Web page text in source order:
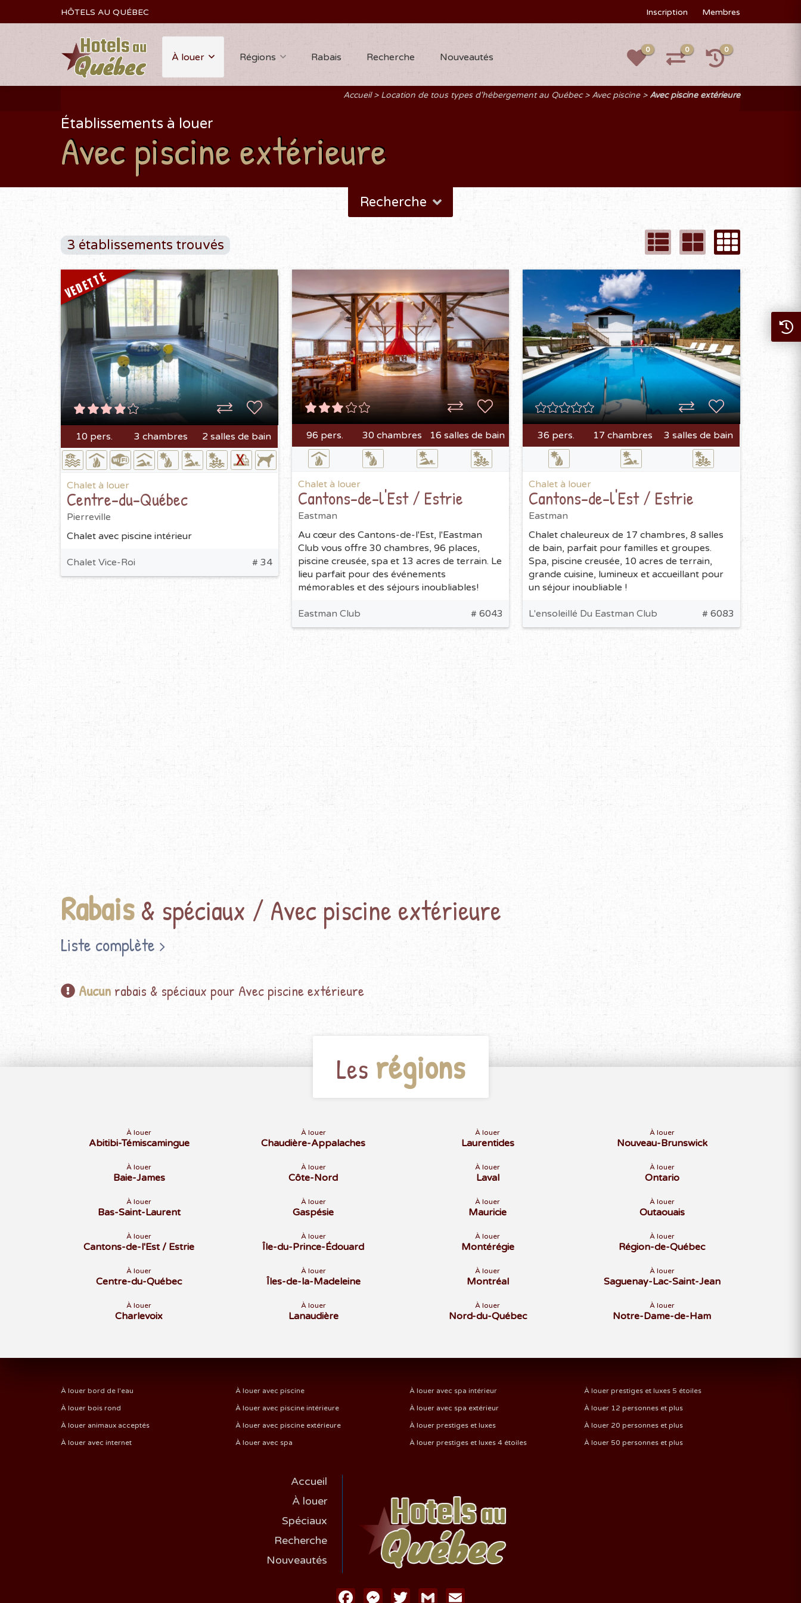
HÔTELS AU QUÉBEC Inscription Membres
À louer Régions Rabais Recherche Nouveautés
0 0 0
Accueil Location de tous types d'hébergement au Québec Avec piscine Avec piscine extérieure
Établissements à louer
Avec piscine extérieure
Recherche
3 établissements trouvés
VEDETTE
10 pers. 3 chambres 2 salles de bain
Chalet à louer
Centre-du-Québec
Pierreville
Chalet avec piscine intérieur
Chalet Vice-Roi # 34
96 pers. 30 chambres 16 salles de bain
Chalet à louer
Cantons-de-l'Est / Estrie
Eastman
Au cœur des Cantons-de-l'Est, l'Eastman
Club vous offre 30 chambres, 96 places,
piscine creusée, spa et 13 acres de terrain. Le
lieu parfait pour des événements
mémorables et des séjours inoubliables!
Eastman Club # 6043
36 pers. 17 chambres 3 salles de bain
Chalet à louer
Cantons-de-l'Est / Estrie
Eastman
Chalet chaleureux de 17 chambres, 8 salles
de bain, parfait pour familles et groupes.
Spa, piscine creusée, 10 acres de terrain,
grande cuisine, lumineux et accueillant pour
un séjour inoubliable !
L'ensoleillé Du Eastman Club # 6083
Rabais& spéciaux / Avec piscine extérieure
Liste complète
Aucun rabais & spéciaux pour Avec piscine extérieure
Les régions
À louer
Abitibi-Témiscamingue
À louer
Baie-James
À louer
Bas-Saint-Laurent
À louer
Cantons-de-l'Est / Estrie
À louer
Centre-du-Québec
À louer
Charlevoix
À louer
Chaudière-Appalaches
À louer
Côte-Nord
À louer
Gaspésie
À louer
Île-du-Prince-Édouard
À louer
Îles-de-la-Madeleine
À louer
Lanaudière
À louer
Laurentides
À louer
Laval
À louer
Mauricie
À louer
Montérégie
À louer
Montréal
À louer
Nord-du-Québec
À louer
Nouveau-Brunswick
À louer
Ontario
À louer
Outaouais
À louer
Région-de-Québec
À louer
Saguenay-Lac-Saint-Jean
À louer
Notre-Dame-de-Ham
À louer bord de l'eau
À louer bois rond
À louer animaux acceptés
À louer avec internet
À louer avec piscine
À louer avec piscine intérieure
À louer avec piscine extérieure
À louer avec spa
À louer avec spa intérieur
À louer avec spa extérieur
À louer prestiges et luxes
À louer prestiges et luxes 4 étoiles
À louer prestiges et luxes 5 étoiles
À louer 12 personnes et plus
À louer 20 personnes et plus
À louer 50 personnes et plus
Accueil
À louer
Spéciaux
Recherche
Nouveautés
FacebookMessenger
Twitter Gmail